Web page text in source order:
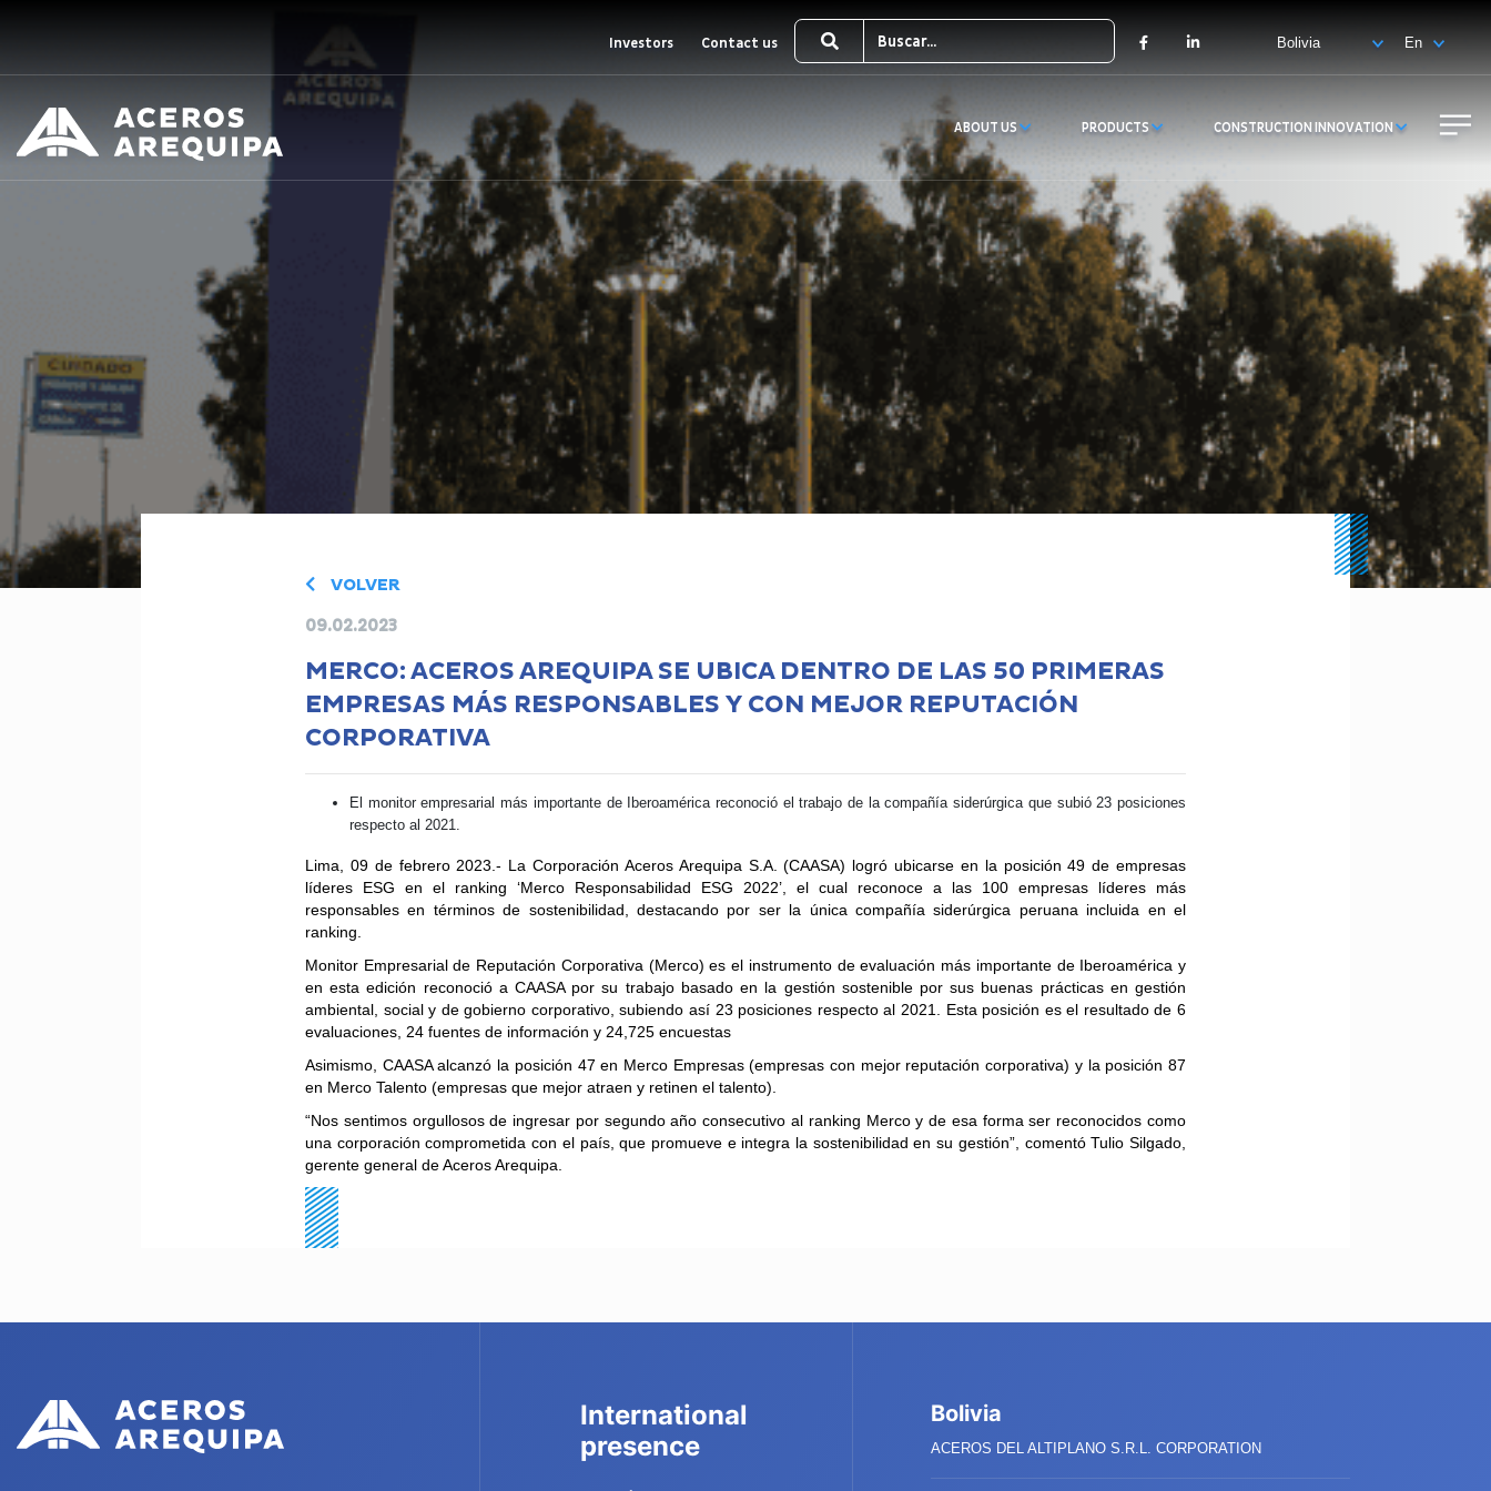
Investors Contact us FacebookLinkedIn
ABOUT US PRODUCTS CONSTRUCTION INNOVATION
VOLVER
09.02.2023
MERCO: ACEROS AREQUIPA SE UBICA DENTRO DE LAS 50 PRIMERAS
EMPRESAS MÁS RESPONSABLES Y CON MEJOR REPUTACIÓN
CORPORATIVA
El monitor empresarial más importante de Iberoamérica reconoció el trabajo de la compañía siderúrgica que subió 23 posiciones
respecto al 2021.
Lima, 09 de febrero 2023.- La Corporación Aceros Arequipa S.A. (CAASA) logró ubicarse en la posición 49 de empresas
líderes ESG en el ranking ‘Merco Responsabilidad ESG 2022’ , el cual reconoce a las 100 empresas líderes más
responsablesen términos de sostenibilidad, destacando por ser la única compañía siderúrgica peruana incluida en el
ranking.
Monitor Empresarial de Reputación Corporativa (Merco) es el instrumento de evaluación más importante de Iberoamérica y
en esta edición reconoció a CAASA por su trabajo basado en la gestión sostenible por sus buenas prácticas en gestión
ambiental, social y de gobierno corporativo, subiendo así 23 posiciones respecto al 2021. Esta posición es el resultado de 6
evaluaciones, 24 fuentes de información y 24,725 encuestas
Asimismo, CAASA alcanzó la posición 47 en Merco Empresas (empresas con mejor reputación corporativa) y la posición 87
en Merco Talento (empresas que mejor atraen y retinen el talento).
“Nos sentimos orgullosos de ingresar por segundo año consecutivo al ranking Merco y de esa forma ser reconocidos como
una corporación comprometida con el país, que promueve e integra la sostenibilidad en su gestión”, comentó Tulio Silgado,
gerente general de Aceros Arequipa.
International
presence
Bolivia
ACEROS DEL ALTIPLANO S.R.L. CORPORATION